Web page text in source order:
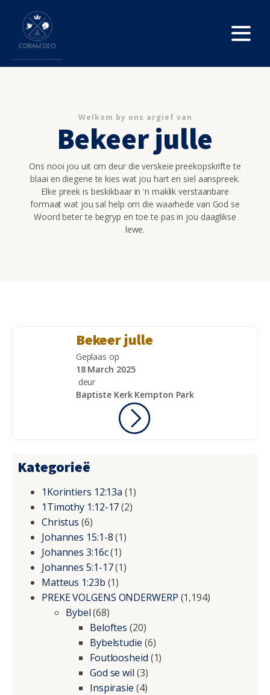
Welkom by ons argief van
Bekeer julle
Ons nooi jou uit om deur die verskeie preekopskrifte te
blaai en diegene te kies wat jou hart en siel aanspreek.
Elke preek is beskikbaar in 'n maklik verstaanbare
formaat wat jou sal help om die waarhede van God se
Woord beter te begryp en toe te pas in jou daaglikse
lewe.
Bekeer julle
Geplaas op
18 March 2025
deur
Baptiste Kerk Kempton Park
Kategorieë
1Korintiers 12:13a (1)
1Timothy 1:12-17(2)
Christus (6)
Johannes 15:1-8(1)
Johannes 3:16c(1)
Johannes 5:1-17(1)
Matteus 1:23b (1)
PREKE VOLGENS ONDERWERP (1,194)
Bybel(68)
Beloftes (20)
Bybelstudie (6)
Foutloosheid (1)
God se wil (3)
Inspirasie (4)